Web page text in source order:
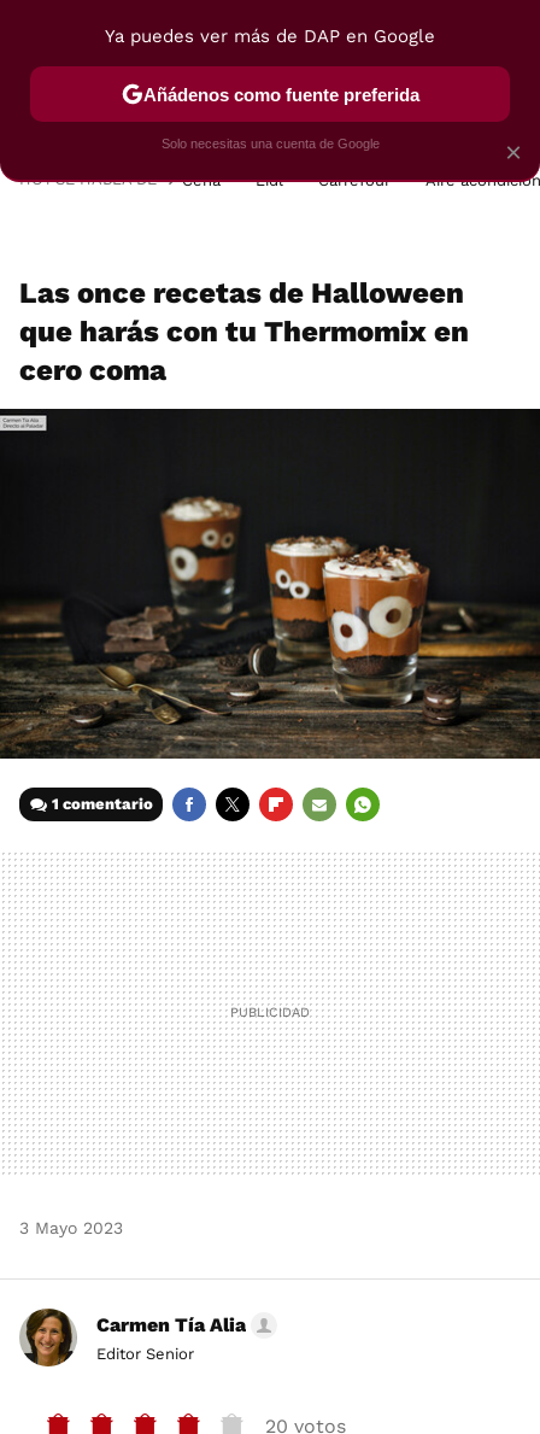
POSTRES VIAJES SELECCIÓN VEGUI
HOY SE HABLA DE Cena Lidl Carrefour Aire
Las once recetas de Halloween
que harás con tu Thermomix en
cero coma
1 comentario
MAIL
3 Mayo 2023
Carmen Tía Alia
Editor Senior
20 votos
×
Ya puedes ver más de DAP en Google
Añádenos como fuente preferida
Solo necesitas una cuenta de Google